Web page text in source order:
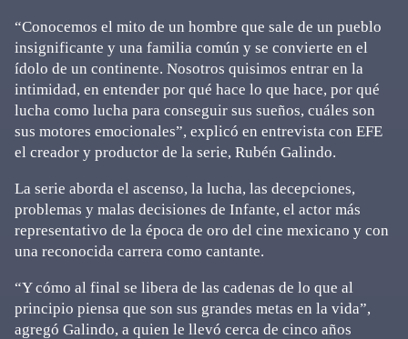
“Conocemos el mito de un hombre que sale de un pueblo
insignificante y una familia común y se convierte en el
ídolo de un continente. Nosotros quisimos entrar en la
intimidad, en entender por qué hace lo que hace, por qué
lucha como lucha para conseguir sus sueños, cuáles son
sus motores emocionales”, explicó en entrevista con EFE
el creador y productor de la serie, Rubén Galindo.
La serie aborda el ascenso, la lucha, las decepciones,
problemas y malas decisiones de Infante, el actor más
representativo de la época de oro del cine mexicano y con
una reconocida carrera como cantante.
“Y cómo al final se libera de las cadenas de lo que al
principio piensa que son sus grandes metas en la vida”,
agregó Galindo, a quien le llevó cerca de cinco años